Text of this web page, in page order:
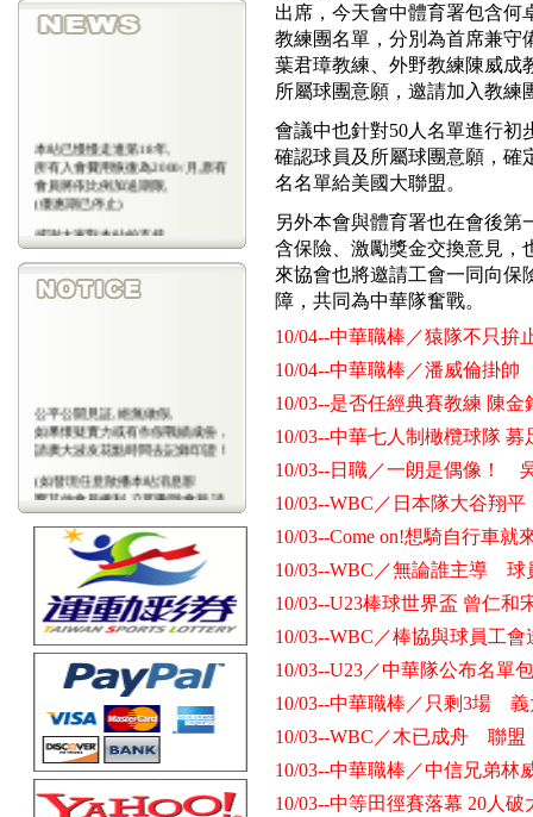
本站已慢慢走進第18年,
所有入會費用恢復為2000/月,原有
會員將依比例加送期限,
(優惠期已停止)
感謝大家對本站的支持
(包年優惠期已停止)
公平公開見証,絕無做假,
如果懷疑實力或有作假戰績成份，
請廣大波友花點時間去記錄印證！
(如發現任意散播本站消息影
響其他會員權利,立即刪除會藉,請
會
員注意)
出席，今天會中體育署包含何
教練團名單，分別為首席兼守
葉君璋教練、外野教練陳威成
所屬球團意願，邀請加入教練
會議中也針對50人名單進行初
確認球員及所屬球團意願，確
名名單給美國大聯盟。
另外本會與體育署也在會後
含保險、激勵獎金交換意見，
來協會也將邀請工會一同向保
障，共同為中華隊奮戰。
10/04--中華職棒／猿隊不只
10/04--中華職棒／潘威倫掛
10/03--是否任經典賽教練 陳金
10/03--中華七人制橄欖球隊
10/03--日職／一朗是偶像！
10/03--WBC／日本隊大谷翔
10/03--Come on!想騎自行車就
10/03--WBC／無論誰主導 球
10/03--U23棒球世界盃 曾仁和
10/03--WBC／棒協與球員工
10/03--U23／中華隊公布名單
10/03--中華職棒／只剩3場
10/03--WBC／木已成舟 聯盟
10/03--中華職棒／中信兄弟林
10/03--中等田徑賽落幕 20人破